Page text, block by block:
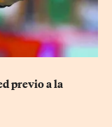
previo a la